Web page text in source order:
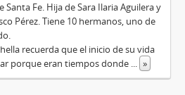
Santa Fe. Hija de Sara Ilaria Aguilera y
Pérez. Tiene 10 hermanos, uno de
recuerda que el inicio de su vida
porque eran tiempos donde ... »